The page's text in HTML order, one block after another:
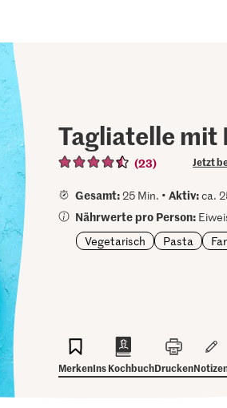
Tagliatelle mit
(23) Jetzt
Gesamt:25 Min. •Aktiv:ca.
Nährwerte pro Person:
Vegetarisch
Pasta
MerkenIns KochbuchDrucken